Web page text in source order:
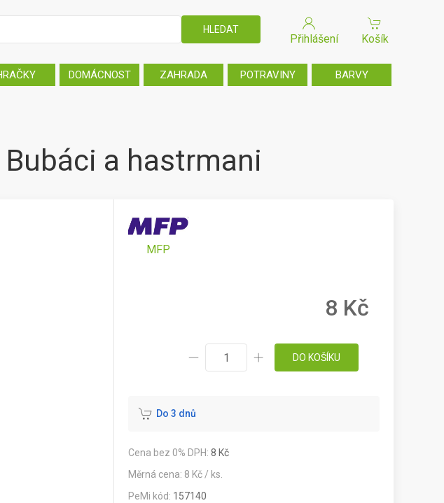
Přihlášení Košík
DOMÁCNOST ZAHRADA POTRAVINY BARVY
Bubáci a hastrmani
MFP
8 Kč
DO KOŠÍKU
Do 3 dnů
Cena bez 0% DPH: 8 Kč
Měrná cena: 8 Kč / ks.
PeMi kód: 157140